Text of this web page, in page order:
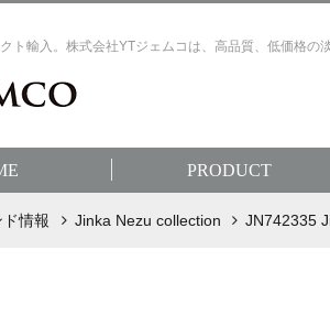
ト輸入。株式会社YTジェムコは、高品質、低価格の
PRODUCT
情報 Jinka Nezu collection JN742335